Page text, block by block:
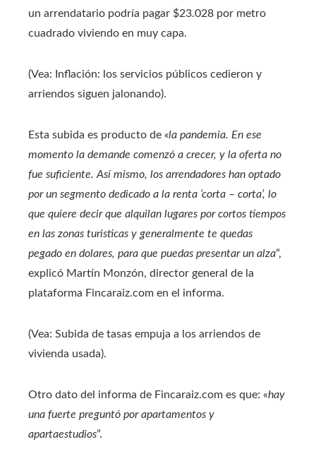
un arrendatario podría pagar $23.028 por metro
cuadrado viviendo en muy capa.
(Vea: Inflación: los servicios públicos cedieron y
arriendos siguen jalonando).
Esta subida es producto de «la pandemia. En ese
momento la demande comenzó a crecer, y la oferta no
fue suficiente. Así mismo, los arrendadores han optado
por un segmento dedicado a la renta ‘corta – corta’, lo
que quiere decir que alquilan lugares por cortos tiempos
en las zonas turisticas y generalmente te quedas
pegado en dolares, para que puedas presentar un alza”,
explicó Martín Monzón, director general de la
plataforma Fincaraiz.com en el informa.
(Vea: Subida de tasas empuja a los arriendos de
vivienda usada).
Otro dato del informa de Fincaraiz.com es que: «hay
una fuerte preguntó por apartamentos y
apartaestudios”.